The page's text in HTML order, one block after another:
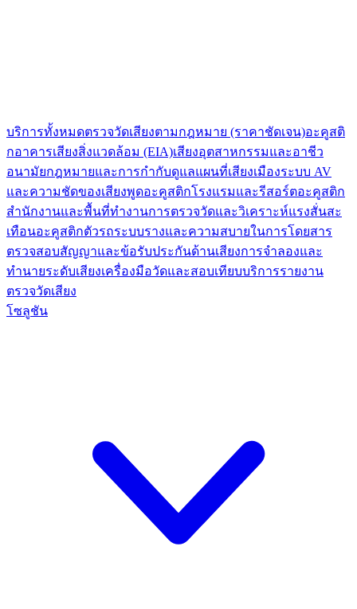
บริการทั้งหมดตรวจวัดเสียงตามกฎหมาย (ราคาชัดเจน)อะคูสติ
กอาคารเสียงสิ่งแวดล้อม (EIA)เสียงอุตสาหกรรมและอาชีว
อนามัยกฎหมายและการกำกับดูแลแผนที่เสียงเมืองระบบ AV
และความชัดของเสียงพูดอะคูสติกโรงแรมและรีสอร์ตอะคูสติก
สำนักงานและพื้นที่ทำงานการตรวจวัดและวิเคราะห์แรงสั่นสะ
เทือนอะคูสติกตัวรถระบบรางและความสบายในการโดยสาร
ตรวจสอบสัญญาและข้อรับประกันด้านเสียงการจำลองและ
ทำนายระดับเสียงเครื่องมือวัดและสอบเทียบบริการรายงาน
ตรวจวัดเสียง
โซลูชัน